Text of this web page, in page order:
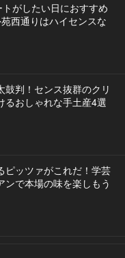
トがしたい日におすすめ
西通りはハイセンスな
鼓判！センス抜群のクリ
るおしゃれな手土産4選
ピッツァがこれだ！学芸
ンで本場の味を楽しもう